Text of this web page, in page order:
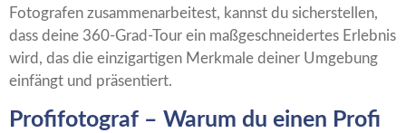
Fotografen zusammenarbeitest, kannst du sicherstellen,
dass deine 360-Grad-Tour ein maßgeschneidertes Erlebnis
wird, das die einzigartigen Merkmale deiner Umgebung
einfängt und präsentiert.
Profifotograf – Warum du einen Profi